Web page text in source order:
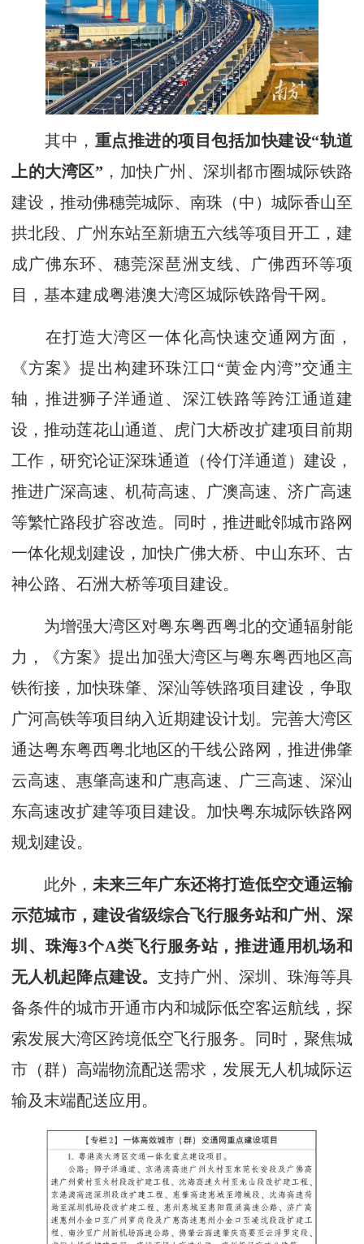
其中， 重点推进的项目包括加快建设“轨道
上的大湾区” ，加快广州、深圳都市圈城际铁路
建设，推动佛穗莞城际、南珠（中）城际香山至
拱北段、广州东站至新塘五六线等项目开工，建
成广佛东环、穗莞深琶洲支线、广佛西环等项
目，基本建成粤港澳大湾区城际铁路骨干网。
在打造大湾区一体化高快速交通网方面，
《方案》提出构建环珠江口“黄金内湾”交通主
轴，推进狮子洋通道、深江铁路等跨江通道建
设，推动莲花山通道、虎门大桥改扩建项目前期
工作，研究论证深珠通道（伶仃洋通道）建设，
推进广深高速、机荷高速、广澳高速、济广高速
等繁忙路段扩容改造。同时，推进毗邻城市路网
一体化规划建设，加快广佛大桥、中山东环、古
神公路、石洲大桥等项目建设。
为增强大湾区对粤东粤西粤北的交通辐射能
力，《方案》提出加强大湾区与粤东粤西地区高
铁衔接，加快珠肇、深汕等铁路项目建设，争取
广河高铁等项目纳入近期建设计划。完善大湾区
通达粤东粤西粤北地区的干线公路网，推进佛肇
云高速、惠肇高速和广惠高速、广三高速、深汕
东高速改扩建等项目建设。加快粤东城际铁路网
规划建设。
此外， 未来三年广东还将打造低空交通运输
示范城市，建设省级综合飞行服务站和广州、深
圳、珠海3个A类飞行服务站，推进通用机场和
无人机起降点建设。 支持广州、深圳、珠海等具
备条件的城市开通市内和城际低空客运航线，探
索发展大湾区跨境低空飞行服务。同时，聚焦城
市（群）高端物流配送需求，发展无人机城际运
输及末端配送应用。